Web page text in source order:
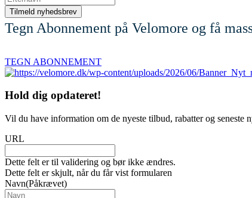
Tegn Abonnement på Velomore og få
TEGN ABONNEMENT
Hold dig opdateret!
Vil du have information om de nyeste tilbud, rabatter og seneste
URL
Dette felt er til validering og bør ikke ændres.
Dette felt er skjult, når du får vist formularen
Navn(Påkrævet)